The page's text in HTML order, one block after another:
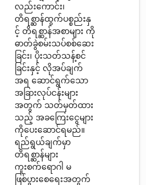
လည်းကောင်း၊
တိရစ္ဆာန်ထွက်ပစ္စည်းနှ
င့် တိရစ္ဆာန်အစာများ ကို
ဓာတ်ခွဲစမ်းသပ်စစ်ဆေး
ခြင်း၊ ပိုးသတ်သန့်စင်
ခြင်းနှင့် လိုအပ်ချက်
အရ ဆောင်ရွက်သော
အခြားလုပ်ငန်းများ
အတွက် သတ်မှတ်ထား
သည့် အခကြေးငွေများ
ကိုပေးဆောင်ရမည်။
ရည်ရွယ်ချက်မှာ
တိရစ္ဆာန်များ
ကူးစက်ရောဂါ မ
ဖြစ်ပွားစေရေးအတွက်